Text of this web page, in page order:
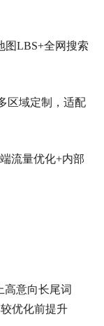
图LBS+全网搜索
区域定制，适配
流量优化+内部
意向长尾词
优化前提升